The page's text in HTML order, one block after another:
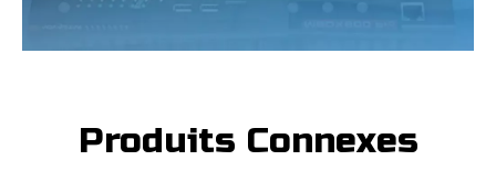
Produits Connexes